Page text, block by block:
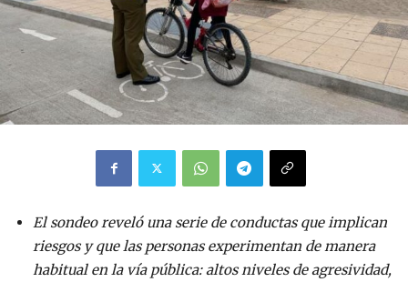
El sondeo reveló una serie de conductas que implican
riesgos y que las personas experimentan de manera
habitual en la vía pública: altos niveles de agresividad,